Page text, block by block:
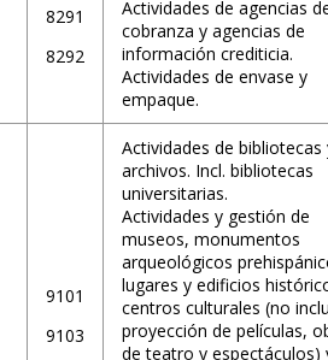
8291
8292
Actividades de agencias
cobranza y agencias de
información crediticia.
Actividades de envase y
empaque.
9101
9103
Actividades de bibliotecas
archivos. Incl. bibliotecas
universitarias.
Actividades y gestión de
museos, monumentos
arqueológicos
lugares y edificios
centros culturales (no
proyección de películas,
de teatro y espectáculos)